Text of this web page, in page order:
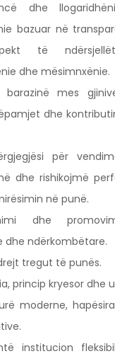
dhe
bazuar në
të
dhe mësimnxënie.
barazinë mes
dhe
për
dhe rishikojmë
në punë.
dhe
dhe ndërkombëtare.
tregut të punës.
princip kryesor dhe
moderne,
institucion